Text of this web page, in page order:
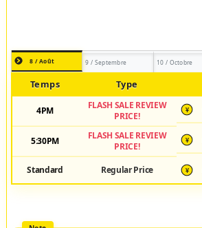
8 / Août 9 / Septembre 10 / Octobre
Temps Type
4PM
FLASH SALE REVIEW
PRICE!
¥
5:30PM
FLASH SALE REVIEW
PRICE!
¥
Standard Regular Price ¥